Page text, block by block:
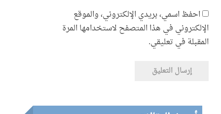
احفظ اسمي، بريدي الإلكتروني، والموقع
الإلكتروني في هذا المتصفح لاستخدامها المرة
المقبلة في تعليقي.